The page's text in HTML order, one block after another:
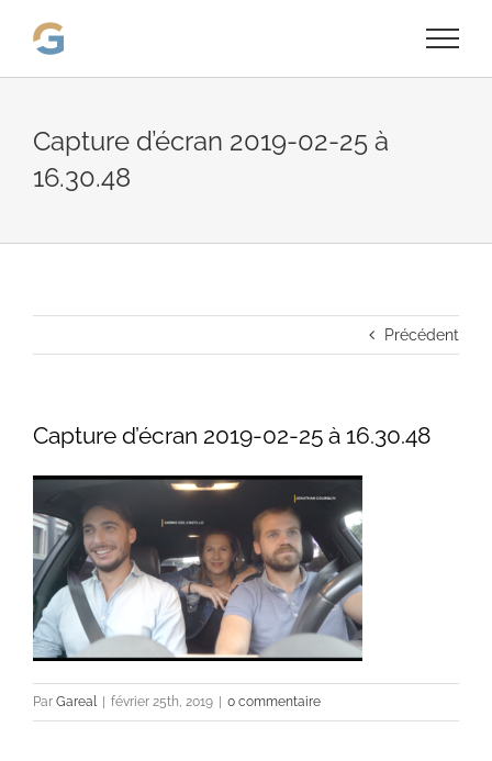
Capture d’écran 2019-02-25 à
16.30.48
Précédent
Capture d’écran 2019-02-25 à 16.30.48
Par Gareal février 25th, 2019 0 commentaire